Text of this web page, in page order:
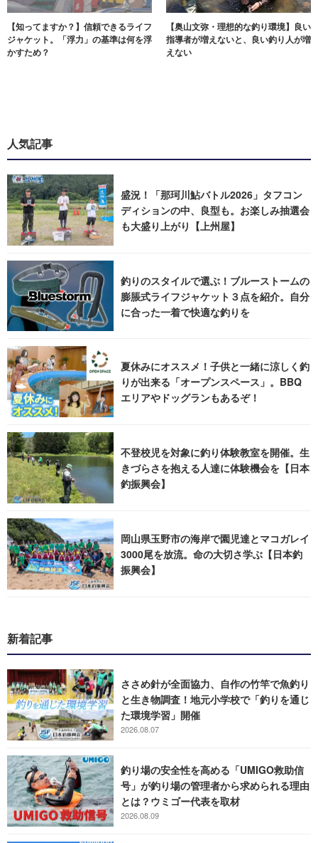
【知ってますか？】信頼できるライフ
ジャケット。「浮力」の基準は何を浮
かすため？
【奥山文弥・理想的な釣り環境】良い
指導者が増えないと、良い釣り人が増
えない
人気記事
盛況！「那珂川鮎バトル2026」タフコン
ディションの中、良型も。お楽しみ抽選会
も大盛り上がり【上州屋】
釣りのスタイルで選ぶ！ブルーストームの
膨脹式ライフジャケット３点を紹介。自分
に合った一着で快適な釣りを
夏休みにオススメ！子供と一緒に涼しく釣
りが出来る「オープンスペース」。BBQ
エリアやドッグランもあるぞ！
不登校児を対象に釣り体験教室を開催。生
きづらさを抱える人達に体験機会を【日本
釣振興会】
岡山県玉野市の海岸で園児達とマコガレイ
3000尾を放流。命の大切さ学ぶ【日本釣
振興会】
新着記事
ささめ針が全面協力、自作の竹竿で魚釣り
と生き物調査！地元小学校で「釣りを通じ
た環境学習」開催
2026.08.07
釣り場の安全性を高める「UMIGO救助信
号」が釣り場の管理者から求められる理由
とは？ウミゴー代表を取材
2026.08.09